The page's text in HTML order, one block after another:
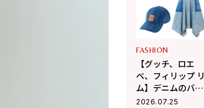
FASHION
【グッチ、ロエ
ベ、フィリップ リ
ム】デニムのバケ
ハやドレスが夏コ
2026.07.25